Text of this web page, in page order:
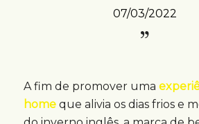
07/03/2022
A fim de promover uma
homeque alivia os dias frios e